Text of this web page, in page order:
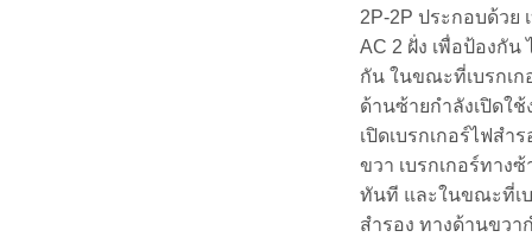
2P-2P ประกอบด้วย
AC 2 ฝั่ง เพื่อป้องกัน
กัน ในขณะที่เบรกเก
ด้านซ้ายกำลังเปิดใช้
เปิดเบรกเกอร์ไฟสำ
ขวา เบรกเกอร์ทาง
ทันที และในขณะที่เบ
สำรอง ทางด้านขวา